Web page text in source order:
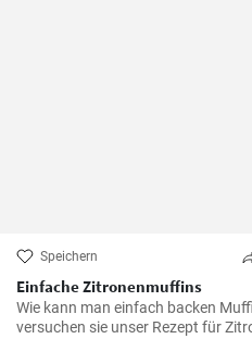
Speichern
Einfache Zitronenmuffins
Wie kann man einfach backen
versuchen sie unser Rezept für